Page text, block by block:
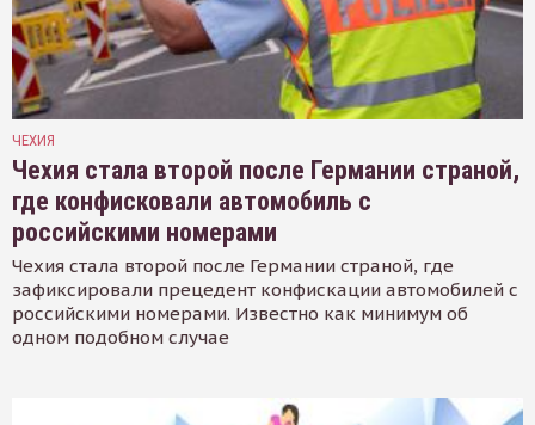
ЧЕХИЯ
Чехия стала второй после Германии страной,
где конфисковали автомобиль с
российскими номерами
Чехия стала второй после Германии страной, где
зафиксировали прецедент конфискации автомобилей с
российскими номерами. Известно как минимум об
одном подобном случае